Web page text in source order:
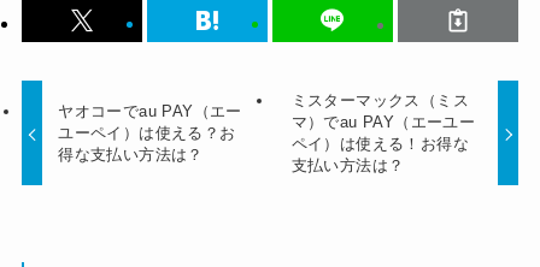
ヤオコーでau PAY（エー
ユーペイ）は使える？お
得な支払い方法は？
ミスターマックス（ミス
マ）でau PAY（エーユー
ペイ）は使える！お得な
支払い方法は？